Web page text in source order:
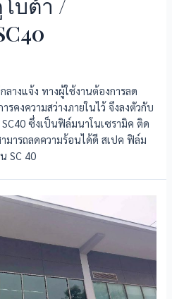
างแจ้ง ทางผู้ใช้งานต้องการลด
คงความสว่างภายในไว้ จึงลงตัวกับ
SC40 ซึ่งเป็นฟิล์มนาโนเซรามิค ติด
มารถลดความร้อนได้ดี สเปค ฟิล์ม
SC 40